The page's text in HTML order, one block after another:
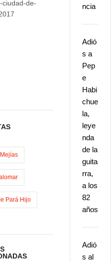
Pará Hijo
ncia
Adió
s a
Pep
e
Habi
chue
la,
leye
nda
de la
guita
rra,
a los
82
años
Adió
s al